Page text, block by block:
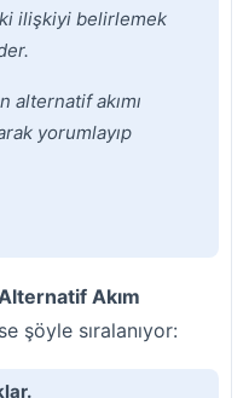
ilişkiyi belirlemek
alternatif akımı
yorumlayıp
Alternatif Akım
şöyle sıralanıyor: